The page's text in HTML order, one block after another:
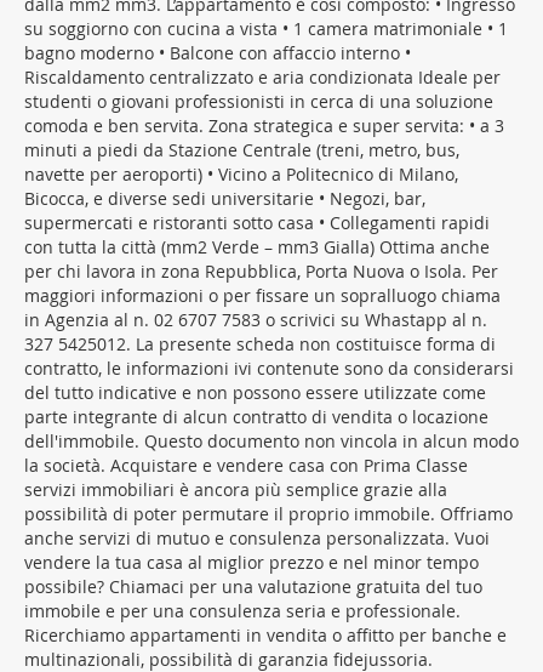
su soggiorno con cucina a vista • 1 camera matrimoniale • 1
bagno moderno • Balcone con affaccio interno •
Riscaldamento centralizzato e aria condizionata Ideale per
studenti o giovani professionisti in cerca di una soluzione
comoda e ben servita. Zona strategica e super servita: • a 3
minuti a piedi da Stazione Centrale (treni, metro, bus,
navette per aeroporti) • Vicino a Politecnico di Milano,
Bicocca, e diverse sedi universitarie • Negozi, bar,
supermercati e ristoranti sotto casa • Collegamenti rapidi
con tutta la città (mm2 Verde – mm3 Gialla) Ottima anche
per chi lavora in zona Repubblica, Porta Nuova o Isola. Per
maggiori informazioni o per fissare un sopralluogo chiama
in Agenzia al n. 02 6707 7583 o scrivici su Whastapp al n.
327 5425012. La presente scheda non costituisce forma di
contratto, le informazioni ivi contenute sono da considerarsi
del tutto indicative e non possono essere utilizzate come
parte integrante di alcun contratto di vendita o locazione
dell'immobile. Questo documento non vincola in alcun modo
la società. Acquistare e vendere casa con Prima Classe
servizi immobiliari è ancora più semplice grazie alla
possibilità di poter permutare il proprio immobile. Offriamo
anche servizi di mutuo e consulenza personalizzata. Vuoi
vendere la tua casa al miglior prezzo e nel minor tempo
possibile? Chiamaci per una valutazione gratuita del tuo
immobile e per una consulenza seria e professionale.
Ricerchiamo appartamenti in vendita o affitto per banche e
multinazionali, possibilità di garanzia fidejussoria.